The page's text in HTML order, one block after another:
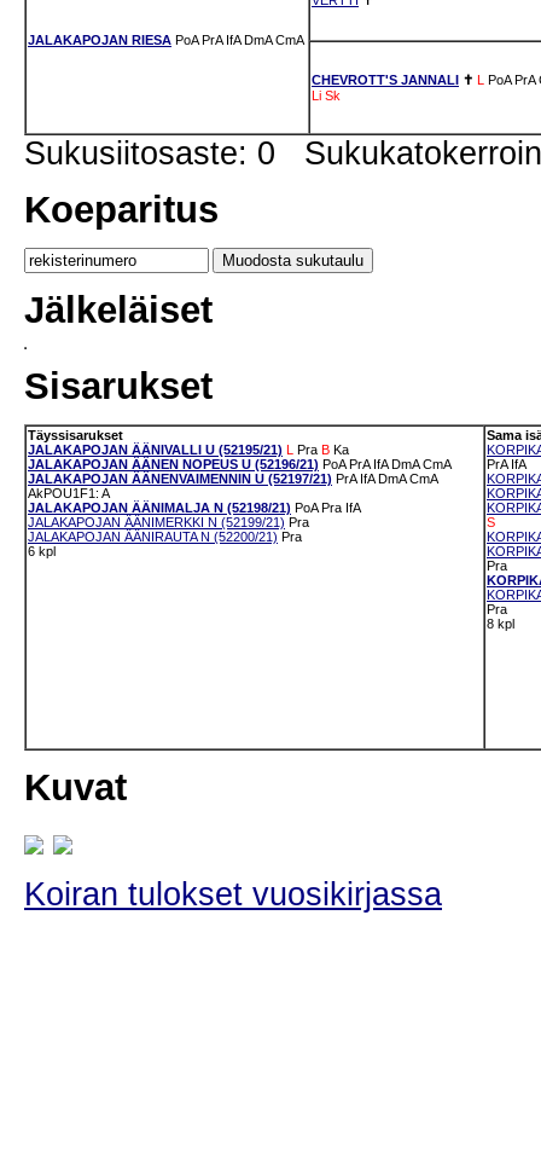
JALAKAPOJAN RIESA PoA PrA IfA DmA CmA
CHEVROTT'S JANNALI ✝ L PoA PrA
Li Sk
Sukusiitosaste: 0
Koeparitus
Jälkeläiset
Sisarukset
Täyssisarukset
JALAKAPOJAN ÄÄNIVALLI U (52195/21) L Pra B Ka
JALAKAPOJAN ÄÄNEN NOPEUS U (52196/21) PoA PrA IfA DmA CmA
JALAKAPOJAN ÄÄNENVAIMENNIN U (52197/21) PrA IfA DmA CmA
AkPOU1F1: A
JALAKAPOJAN ÄÄNIMALJA N (52198/21) PoA Pra IfA
JALAKAPOJAN ÄÄNIMERKKI N (52199/21) Pra
JALAKAPOJAN ÄÄNIRAUTA N (52200/21) Pra
6 kpl
Sama
PrA IfA
S
Pra
Pra
8 kpl
Kuvat
Koiran tulokset vuosikirjassa